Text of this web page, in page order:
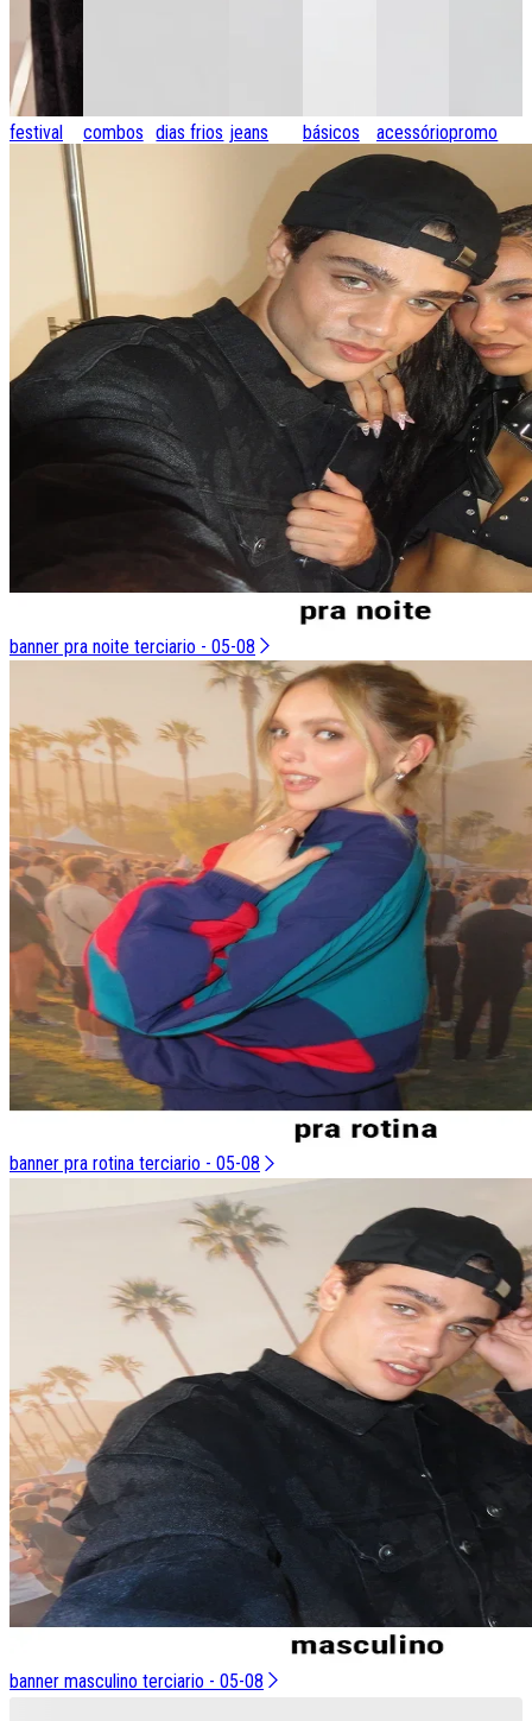
festival combos dias frios jeans básicos acessóriospromo
banner pra noite terciario - 05-08
banner pra rotina terciario - 05-08
banner masculino terciario - 05-08